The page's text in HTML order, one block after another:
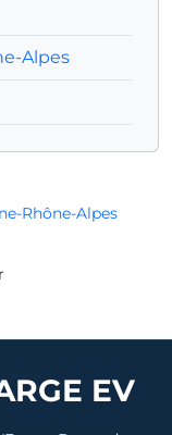
Rhône-Alpes
Alpes
EV